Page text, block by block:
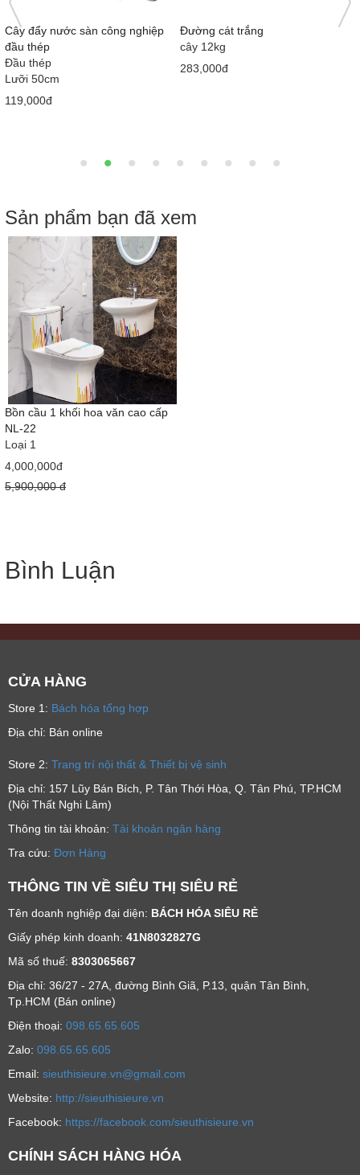
Nước tương Mekong Nắp hồng
415ml x 12 chai
58,000đ
Bàn cầu 1 khối giá rẻ MS5001
Loại 1
710x380x630 mm
Sản phẩm bạn đã xem
Bồn cầu 1 khối hoa văn cao cấp
NL-22
Loại 1
4,000,000đ
5,900,000 đ
Bình Luận
CỬA HÀNG
Store 1: Bách hóa tổng hợp
Địa chỉ: Bán online
Store 2: Trang trí nội thất & Thiết bị vệ sinh
Địa chỉ: 157 Lũy Bán Bích, P. Tân Thới Hòa, Q. Tân Phú, TP.HCM
(Nội Thất Nghi Lâm)
Thông tin tài khoản: Tài khoản ngân hàng
Tra cứu: Đơn Hàng
THÔNG TIN VỀ SIÊU THỊ SIÊU RẺ
Tên doanh nghiệp đại diện: BÁCH HÓA SIÊU RẺ
Giấy phép kinh doanh: 41N8032827G
Mã số thuế: 8303065667
Địa chỉ: 36/27 - 27A, đường Bình Giã, P.13, quận Tân Bình,
Tp.HCM (Bán online)
Ðiện thoại: 098.65.65.605
Zalo: 098.65.65.605
Email: sieuthisieure.vn@gmail.com
Website: http://sieuthisieure.vn
Facebook: https://facebook.com/sieuthisieure.vn
CHÍNH SÁCH HÀNG HÓA